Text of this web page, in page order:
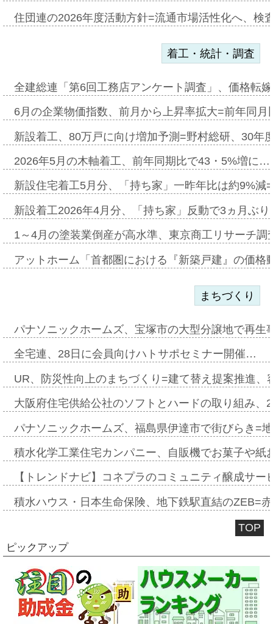
住団連の2026年度活動方針=流通市場活性化へ、検
着工・統計・調査
全建総連「第6回工務店アンケート調査」、価格転
6月の企業物価指数、前月から上昇率拡大=前年同
新設着工、80万戸に向け増加予測=野村総研、30年
2026年5月の木軸着工、前年同期比で43・5%増に…
新設住宅着工5月分、「持ち家」一昨年比は約9%
新設着工2026年4月分、「持ち家」反動で3ヵ月ぶ
1～4月の塗装業倒産が高水準、東京商工リサーチ
アットホーム「首都圏における『新築戸建』の価
まちづくり
パナソニックホームズ、宝塚市の大型分譲地で再
全宅連、28日に会員向けハトサポセミナー開催…
UR、防災性向上のまちづくり=建て替え提案推進
大阪府住宅供給公社のソフトとハードの取り組み
パナソニックホームズ、福島県伊達市で街びらき=
積水化学工業住宅カンパニー、自販機でお菓子や
【トレンドナビ】コネプラのコミュニティ醸成サ
積水ハウス・日本生命保険、地下鉄駅直結のZEB=
TOP
ピックアップ